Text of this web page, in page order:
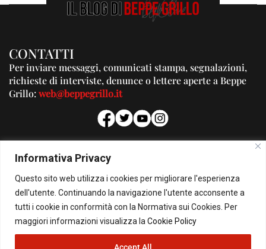
Informativa Privacy
Questo sito web utilizza i cookies per migliorare l'esperienza
dell'utente. Continuando la navigazione l'utente acconsente a
tutti i cookie in conformità con la Normativa sui Cookies. Per
maggiori informazioni visualizza la Cookie Policy
Accept All
CONTATTI
Per inviare messaggi, comunicati stampa, segnalazioni,
richieste di interviste, denunce o lettere aperte a Beppe
Grillo:web@beppegrillo.it
PUBBLICITA'
Per la tua pubblicità su questo Blog:
pubblicita@beppegrillo.it
HOMEPAGE COOKIE POLICY PRIVACY POLICY CONTATTI
© Copyright 2026 - Il Blog di Beppe Grillo. All Rights Reserved - Powered by